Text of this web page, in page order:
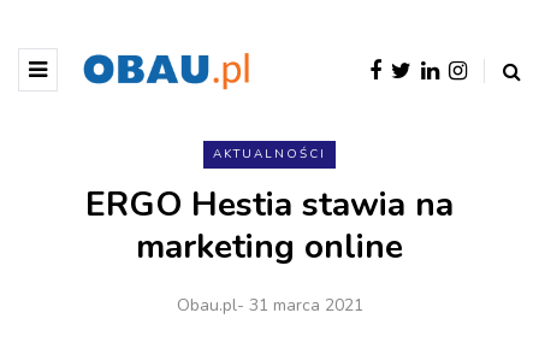
AKTUALNOŚCI
ERGO Hestia stawia na
marketing online
Obau.pl- 31 marca 2021